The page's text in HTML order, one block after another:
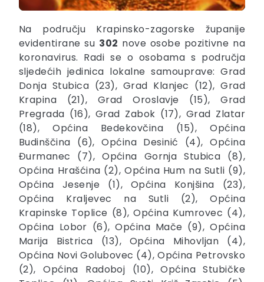
Na području Krapinsko-zagorske županije
evidentirane su 302 nove osobe pozitivne na
koronavirus. Radi se o osobama s područja
sljedećih jedinica lokalne samouprave: Grad
Donja Stubica (23), Grad Klanjec (12), Grad
Krapina (21), Grad Oroslavje (15), Grad
Pregrada (16), Grad Zabok (17), Grad Zlatar
(18), Općina Bedekovčina (15), Općina
Budinščina (6), Općina Desinić (4), Općina
Đurmanec (7), Općina Gornja Stubica (8),
Općina Hrašćina (2), Općina Hum na Sutli (9),
Općina Jesenje (1), Općina Konjšina (23),
Općina Kraljevec na Sutli (2), Općina
Krapinske Toplice (8), Općina Kumrovec (4),
Općina Lobor (6), Općina Mače (9), Općina
Marija Bistrica (13), Općina Mihovljan (4),
Općina Novi Golubovec (4), Općina Petrovsko
(2), Općina Radoboj (10), Općina Stubičke